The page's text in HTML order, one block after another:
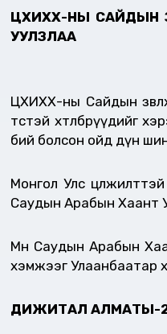
ЦХИХХ-НЫ САЙДЫН
УУЛЗЛАА
ЦХИХХ-ны Сайдын
төстэй
бий болсон ойд дүн
Монгол Улс
Саудын Арабын Хаант
Мөн Саудын Арабын
хэмжээг Улаанбаатар
ДИЖИТАЛ АЛМАТЫ-